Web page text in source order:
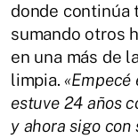
donde continúa
sumando otros
en una más de
limpia. «Empecé
estuve 24 años
y ahora sigo